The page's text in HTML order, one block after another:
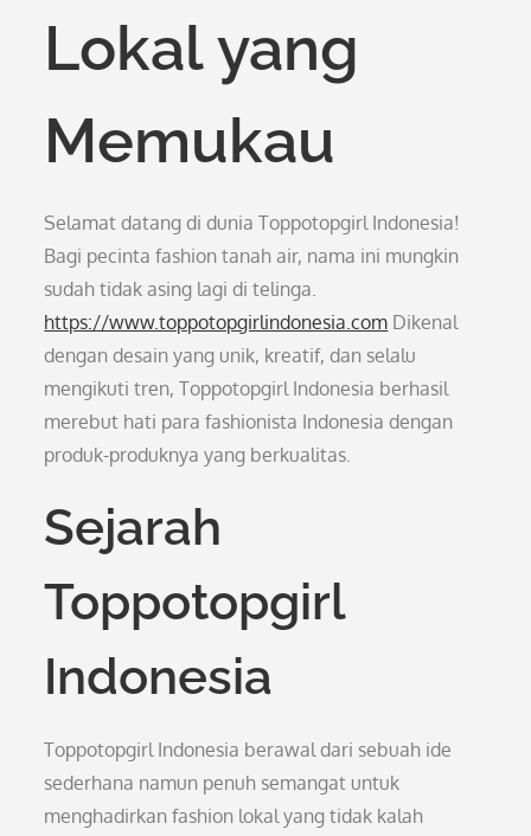
Lokal yang
Memukau
Selamat datang di dunia Toppotopgirl Indonesia!
Bagi pecinta fashion tanah air, nama ini mungkin
sudah tidak asing lagi di telinga.
https://www.toppotopgirlindonesia.com Dikenal
dengan desain yang unik, kreatif, dan selalu
mengikuti tren, Toppotopgirl Indonesia berhasil
merebut hati para fashionista Indonesia dengan
produk-produknya yang berkualitas.
Sejarah
Toppotopgirl
Indonesia
Toppotopgirl Indonesia berawal dari sebuah ide
sederhana namun penuh semangat untuk
menghadirkan fashion lokal yang tidak kalah